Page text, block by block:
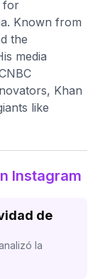
for
Known from
the
media
Khan
like
Instagram
de
la